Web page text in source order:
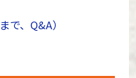
で、Q&A）